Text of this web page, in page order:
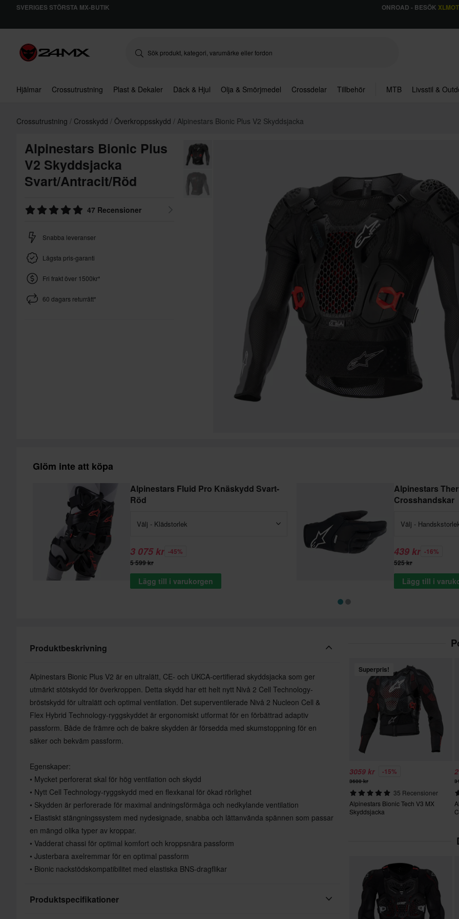
SVERIGES STÖRSTA MX-BUTIK ONROAD - BESÖK
Hjälmar Crossutrustning Plast & Dekaler Däck & Hjul Olja & Smörjmedel Crossdelar Tillbehör MTB Livsstil &
Crossutrustning Crosskydd Överkroppsskydd Alpinestars Bionic Plus V2 Skyddsjacka
Alpinestars Bionic Plus
V2 Skyddsjacka
Svart/Antracit/Röd
47 Recensioner
Snabba leveranser
Lägsta pris-garanti
Fri frakt över 1500kr*
60 dagars returrätt*
Glöm inte att köpa
Alpinestars Fluid Pro Knäskydd Svart-
Röd
Välj - Klädstorlek
3 075 kr -45%
5 599 kr
Lägg till i varukorgen
Alpinestars
Crosshandskar
Välj -
439 kr -16%
525 kr
Lägg till i
Produktbeskrivning
Alpinestars Bionic Plus V2 är en ultralätt, CE- och UKCA-certifierad skyddsjacka som ger
utmärkt stötskydd för överkroppen. Detta skydd har ett helt nytt Nivå 2 Cell Technology-
bröstskydd för ultralätt och optimal ventilation. Det superventilerade Nivå 2 Nucleon Cell &
Flex Hybrid Technology-ryggskyddet är ergonomiskt utformat för en förbättrad adaptiv
passform. Både de främre och de bakre skydden är försedda med skumstoppning för en
säker och bekväm passform.
Egenskaper:
• Mycket perforerat skal för hög ventilation och skydd
• Nytt Cell Technology-ryggskydd med en flexkanal för ökad rörlighet
• Skydden är perforerade för maximal andningsförmåga och nedkylande ventilation
• Elastiskt stängningssystem med nydesignade, snabba och lättanvända spännen som passar
en mängd olika typer av kroppar.
• Vadderat chassi för optimal komfort och kroppsnära passform
• Justerbara axelremmar för en optimal passform
• Bionic nackstödskompatibilitet med elastiska BNS-dragflikar
Produktspecifikationer
Superpris!
3059 kr -15%
3600 kr
35 Recensioner
Alpinestars Bionic Tech V3 MX
Skyddsjacka